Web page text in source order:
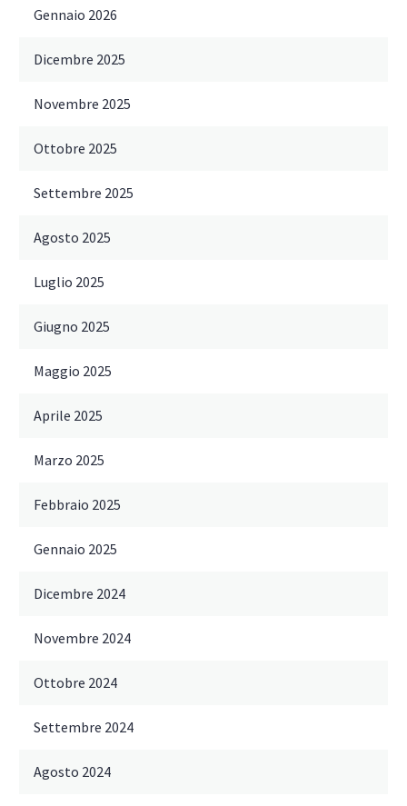
Gennaio 2026
Dicembre 2025
Novembre 2025
Ottobre 2025
Settembre 2025
Agosto 2025
Luglio 2025
Giugno 2025
Maggio 2025
Aprile 2025
Marzo 2025
Febbraio 2025
Gennaio 2025
Dicembre 2024
Novembre 2024
Ottobre 2024
Settembre 2024
Agosto 2024